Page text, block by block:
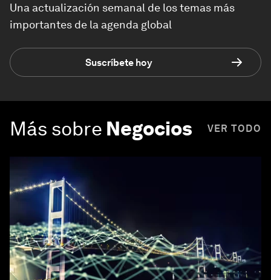
Una actualización semanal de los temas más
importantes de la agenda global
Suscríbete hoy
Más sobre Negocios VER TODO